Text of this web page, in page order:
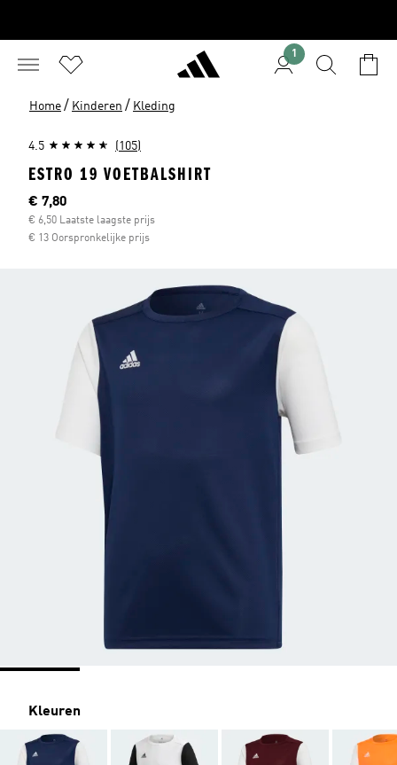
1
Home / Kinderen / Kleding
4.5 (105)
ESTRO 19 VOETBALSHIRT
Current price
€ 7,80
€ 6,50 Laatste laagste prijs
€ 13 Oorspronkelijke prijs
Kleuren